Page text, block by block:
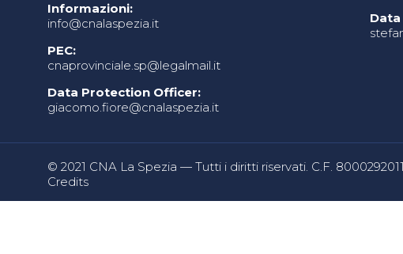
Informazioni:
info@cnalaspezia.it
PEC:
cnaprovinciale.sp@legalmail.it
Data Protection Officer:
giacomo.fiore@cnalaspezia.it
© 2021 CNA La Spezia — Tutti i diritti riservati. C.F.
Credits